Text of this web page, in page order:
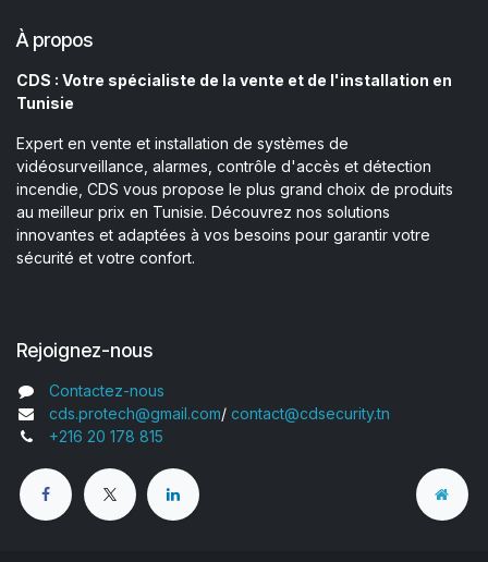
À propos
CDS : Votre spécialiste de la vente et de l'installation en
Tunisie
Expert en vente et installation de systèmes de
vidéosurveillance, alarmes, contrôle d'accès et détection
incendie, CDS vous propose le plus grand choix de produits
au meilleur prix en Tunisie. Découvrez nos solutions
innovantes et adaptées à vos besoins pour garantir votre
sécurité et votre confort.
Rejoignez-nous
Contactez-nous
cds.protech@gmail.com/ contact@cdsecurity.tn
+216 20 178 815